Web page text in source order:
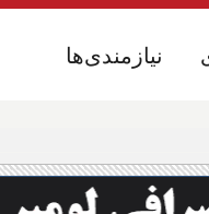
نیازمندی‌ها
نیازمندی‌ها